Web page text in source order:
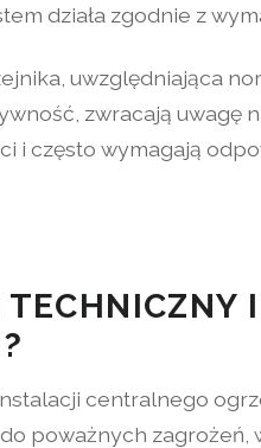
działa zgodnie z
uwzględniająca
zwracają uwagę
i często wymagają
centralnego
poważnych